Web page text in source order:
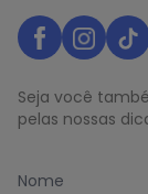
Seja você
pelas nossas
Nome